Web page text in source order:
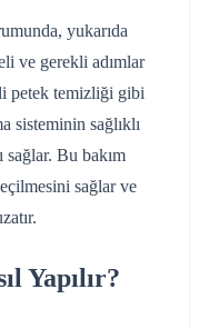
yukarıda
ve gerekli adımlar
petek temizliği gibi
sisteminin sağlıklı
sağlar. Bu bakım
sağlar ve
Yapılır?